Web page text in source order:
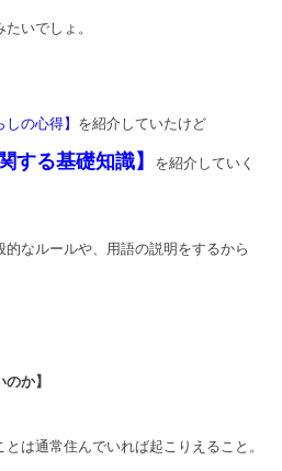
いでしょ。
しの心得】 を紹介していたけど
する基礎知識】
を紹介していく
なルールや、用語の説明をするから
か】
は通常住んでいれば起こりえること。